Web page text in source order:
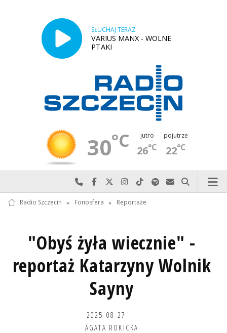
SŁUCHAJ TERAZ
VARIUS MANX - WOLNE
PTAKI
30°C jutro
26°C
pojutrze
22°C
Najlepiej po prostu do nas zadzwoń
Odwiedź nas na Facebook-u
Odwiedź nas na X
Odwiedź nas na Instagram-ie
Odwiedź nas na TikTok-u
Szukaj nas na Spotify
Wyślij do nas
Szukaj
Radio Szczecin » Fonosfera » Reportaże
"Obyś żyła wiecznie" -
reportaż Katarzyny Wolnik
Sayny
2025-08-27
AGATA ROKICKA